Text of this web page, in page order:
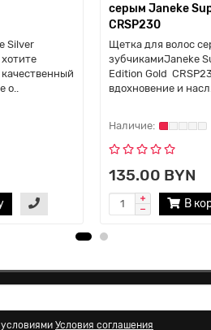
Silver
о..
серым Janeke
CRSP230
Щетка для волос
зубчикамиJaneke
Edition Gold
вдохновение и насл..
135.00 BYN
В
Условия соглашения